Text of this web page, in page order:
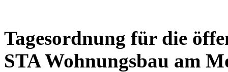
Tagesordnung für die
STA Wohnungsbau am